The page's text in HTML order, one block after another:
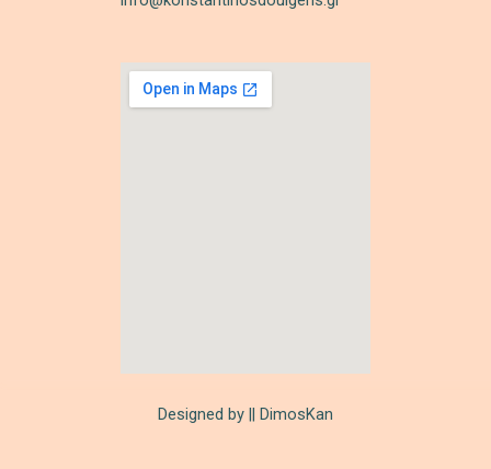
Designed by || DimosKan